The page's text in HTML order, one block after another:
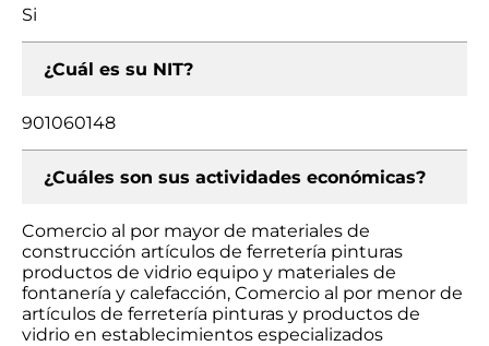
Si
¿Cuál es su NIT?
901060148
¿Cuáles son sus actividades económicas?
Comercio al por mayor de materiales de
construcción artículos de ferretería pinturas
productos de vidrio equipo y materiales de
fontanería y calefacción, Comercio al por menor de
artículos de ferretería pinturas y productos de
vidrio en establecimientos especializados